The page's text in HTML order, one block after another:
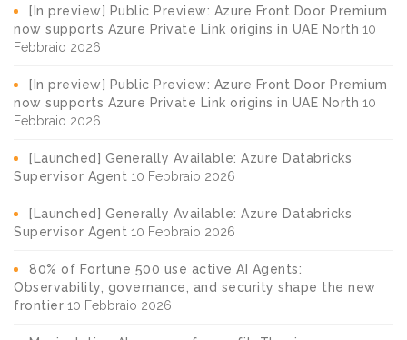
[In preview] Public Preview: Azure Front Door Premium
now supports Azure Private Link origins in UAE North 10
Febbraio 2026
[In preview] Public Preview: Azure Front Door Premium
now supports Azure Private Link origins in UAE North 10
Febbraio 2026
[Launched] Generally Available: Azure Databricks
Supervisor Agent 10 Febbraio 2026
[Launched] Generally Available: Azure Databricks
Supervisor Agent 10 Febbraio 2026
80% of Fortune 500 use active AI Agents:
Observability, governance, and security shape the new
frontier 10 Febbraio 2026